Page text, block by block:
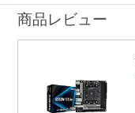
商品レビュー